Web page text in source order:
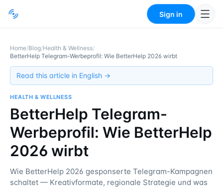
Sign in
Home/Blog/Health & Wellness/
BetterHelp Telegram-Werbeprofil: Wie BetterHelp 2026 wirbt
Read this article in English →
HEALTH & WELLNESS
BetterHelp Telegram-
Werbeprofil: Wie BetterHelp
2026 wirbt
Wie BetterHelp 2026 gesponserte Telegram-Kampagnen
schaltet — Kreativformate, regionale Strategie und was